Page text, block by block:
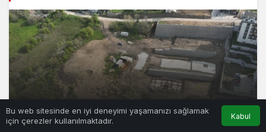
İzinsiz Hafriyat İşlemi: 9,3 Milyon TL Ceza!
Bu web sitesinde en iyi deneyimi yaşamanızı sağlamak
için çerezler kullanılmaktadır.
Kabul